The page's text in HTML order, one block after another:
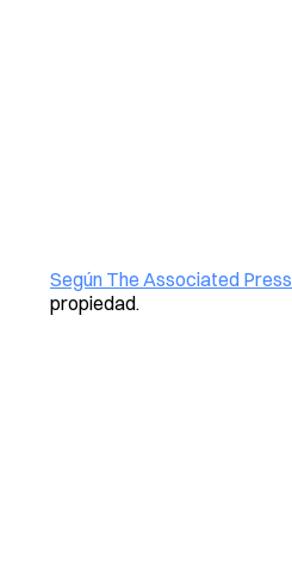
Según The Associated Press
propiedad.